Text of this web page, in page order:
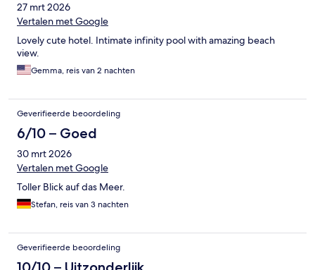
27 mrt 2026
Vertalen met Google
Lovely cute hotel. Intimate infinity pool with amazing beach
view.
Gemma, reis van 2 nachten
Geverifieerde beoordeling
6/10 – Goed
30 mrt 2026
Vertalen met Google
Toller Blick auf das Meer.
Stefan, reis van 3 nachten
Geverifieerde beoordeling